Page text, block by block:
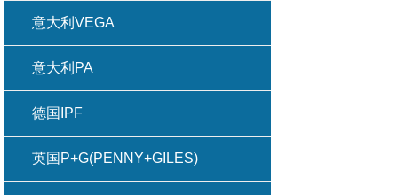
意大利VEGA
意大利PA
德国IPF
英国P+G(PENNY+GILES)